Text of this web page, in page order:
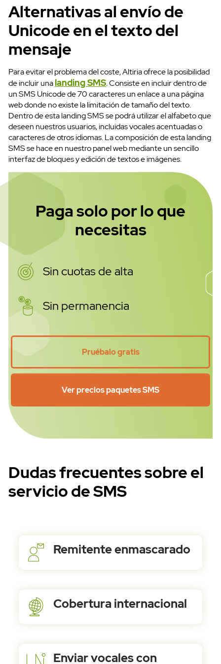
SMS API
WhatsApp API
Alternativas al envío de
Unicode en el texto del
mensaje
Para evitar el problema del coste, Altiria ofrece la posibilidad
de incluir unalanding SMS. Consiste en incluir dentro de
un SMS Unicode de 70 caracteres un enlace a una página
web donde no existe la limitación de tamaño del texto.
Dentro de esta landing SMS se podrá utilizar el alfabeto que
deseen nuestros usuarios, incluidas vocales acentuadas o
caracteres de otros idiomas. La composición de esta landing
SMS se hace en nuestro panel web mediante un sencillo
interfaz de bloques y edición de textos e imágenes.
Paga solo por lo que
necesitas
Sin cuotas de alta
Sin permanencia
Pruébalo gratis
Ver precios paquetes SMS
Dudas frecuentes sobre el
servicio de SMS
Remitente enmascarado
Cobertura internacional
Enviar vocales con